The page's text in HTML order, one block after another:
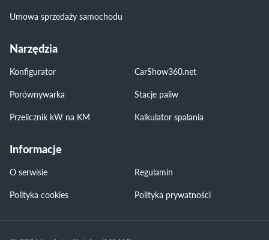
Umowa sprzedaży samochodu
Narzędzia
Konfigurator
CarShow360.net
Porównywarka
Stacje paliw
Przelicznik kW na KM
Kalkulator spalania
Informacje
O serwisie
Regulamin
Polityka cookies
Polityka prywatności